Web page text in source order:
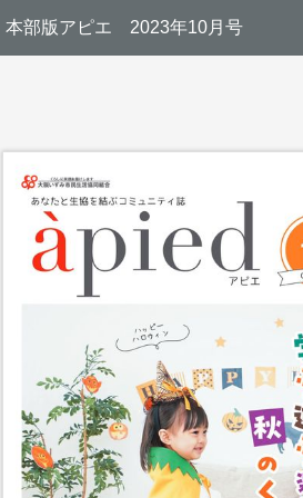
本部版アピエ 2023年10月号